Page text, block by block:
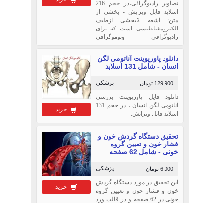
تصاویر رادیوگرافی،در حجم 216
اسلاید قابل ویرایش - بخشی از
متن: اشعه Xبخشی ازطیف
الکترومغناطیسی است که برای
رادیوگرافی وتوموگرافی
Xدر یک پوشش اهنی خلا شده از
دوقطب یکی کاتد رشته نازکی از
آلیاژتنگستن وتا سرحد تشعشع
خرید
دانلود پاورپوینت آناتومی لگن
انسان - شامل 131 اسلاید
پزشکی 129,900 تومان
دانلود فایل پاورپوینت بررسی
آناتومی لگن انسان ، در حجم 131
اسلاید قابل ویرایش.
خرید
تحقیق دستگاه گردش خون و
فشار خون و تعیین گروه
خونی - شامل 62 صفحه
پزشکی 6,000 تومان
این تحقیق در مورد دستگاه گردش
خون و فشار خون و تعیین گروه
خونی در 62 صفحه و در قالب ورد